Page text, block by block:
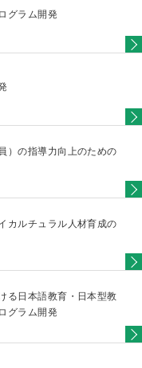
グラム開発
）の指導力向上のための
カルチュラル人材育成の
る日本語教育・日本型教
グラム開発